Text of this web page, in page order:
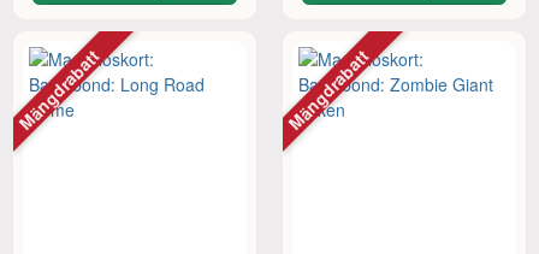
Mängdrabatt Mängdrabatt